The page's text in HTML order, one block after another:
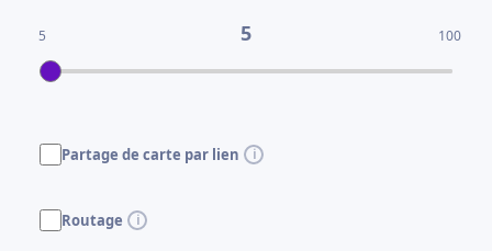
5 5 100
Partage de carte par lien
Routage